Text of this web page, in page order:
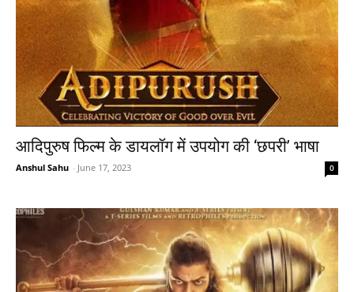
आदिपुरुष फिल्म के डायलॉग में उपयोग की ‘छपरी’ भाषा
Anshul Sahu - June 17, 2023 0